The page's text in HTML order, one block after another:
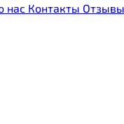
нас Контакты Отзывы